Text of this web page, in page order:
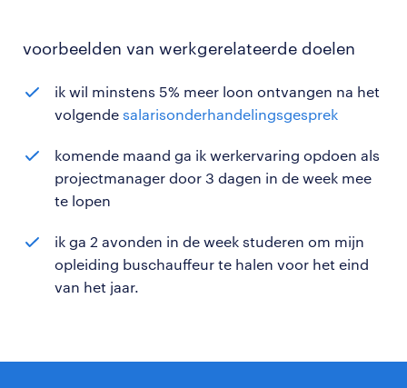
voorbeelden van werkgerelateerde doelen
ik wil minstens 5% meer loon ontvangen na het
volgende salarisonderhandelingsgesprek
komende maand ga ik werkervaring opdoen als
projectmanager door 3 dagen in de week mee
te lopen
ik ga 2 avonden in de week studeren om mijn
opleiding buschauffeur te halen voor het eind
van het jaar.